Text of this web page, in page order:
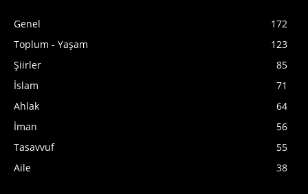
Genel
172
Toplum - Yaşam
123
Şiirler
85
İslam
71
Ahlak
64
İman
56
Tasavvuf
55
Aile
38